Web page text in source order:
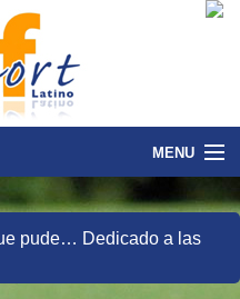
MENU
pude… Dedicado a las